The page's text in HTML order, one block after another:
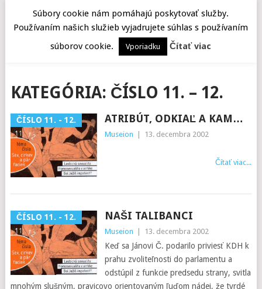
KATEGÓRIA: ČÍSLO 11. – 12.
ČÍSLO 11. - 12. ATRIBÚT, ODKIAĽ A KAM…
Museion 13. decembra 2002
Čítať viac...
ČÍSLO 11. - 12. NAŠI TALIBANCI
Museion 13. decembra 2002
Keď sa Jánovi Č. podarilo priviesť KDH k
prahu zvoliteľnosti do parlamentu a
odstúpil z funkcie predsedu strany, svitla
mnohým slušným, pravicovo orientovaným ľuďom nádej, že tvrdé
Súbory cookie nám pomáhajú poskytovať služby.
Používaním našich služieb vyjadrujete súhlas s používaním
súborov cookie.
Vporiadku Čítať viac